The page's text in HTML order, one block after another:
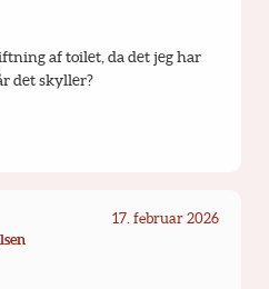
af toilet, da det jeg har
det skyller?
17. februar 2026